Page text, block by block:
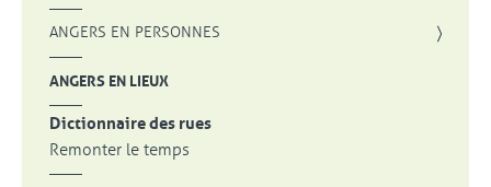
ANGERS EN PERSONNES
ANGERS EN LIEUX
Dictionnaire des rues
Remonter le temps